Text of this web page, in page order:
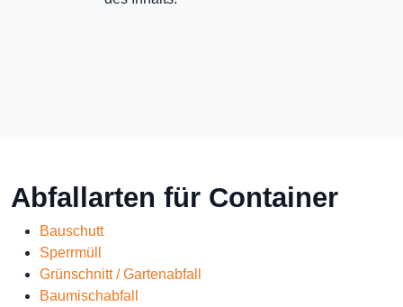
Abfallarten für Container
Bauschutt
Sperrmüll
Grünschnitt / Gartenabfall
Baumischabfall